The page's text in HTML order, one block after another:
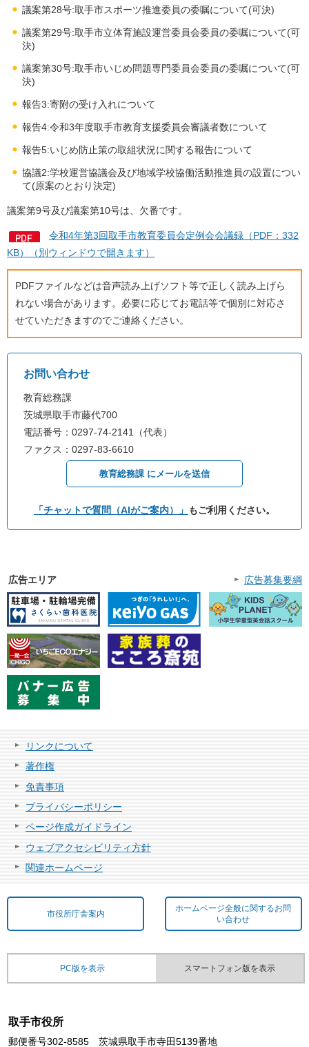
議案第28号:取手市スポーツ推進委員の委嘱について(可決)
議案第29号:取手市立体育施設運営委員会委員の委嘱について(可
決)
議案第30号:取手市いじめ問題専門委員会委員の委嘱について(可
決)
報告3:寄附の受け入れについて
報告4:令和3年度取手市教育支援委員会審議者数について
報告5:いじめ防止策の取組状況に関する報告について
協議2:学校運営協議会及び地域学校協働活動推進員の設置につい
て(原案のとおり決定)
議案第9号及び議案第10号は、欠番です。
令和4年第3回取手市教育委員会定例会会議録（PDF：332
KB）（別ウィンドウで開きます）
PDFファイルなどは音声読み上げソフト等で正しく読み上げら
れない場合があります。必要に応じてお電話等で個別に対応さ
せていただきますのでご連絡ください。
お問い合わせ
教育総務課
茨城県取手市藤代700
電話番号：0297-74-2141（代表）
ファクス：0297-83-6610
教育総務課 にメールを送信
「チャットで質問（AIがご案内）」 もご利用ください。
広告エリア 広告募集要綱
リンクについて
著作権
免責事項
プライバシーポリシー
ページ作成ガイドライン
ウェブアクセシビリティ方針
関連ホームページ
市役所庁舎案内
ホームページ全般に関するお問
い合わせ
PC版を表示 スマートフォン版を表示
取手市役所
郵便番号302-8585 茨城県取手市寺田5139番地